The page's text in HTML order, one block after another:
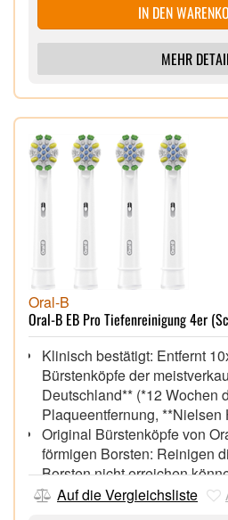
IN DEN
MEHR
Oral-B
Oral-B EB Pro Tiefenreinigung 4er
Klinisch bestätigt: Entfernt
Bürstenköpfe der
Deutschland** (*12 Wochen
Plaqueentfernung,
Original Bürstenköpfe von
förmigen Borsten: Reinigen
Borsten nicht erreichen
Reinigungsleistung
Auf die Vergleichsliste